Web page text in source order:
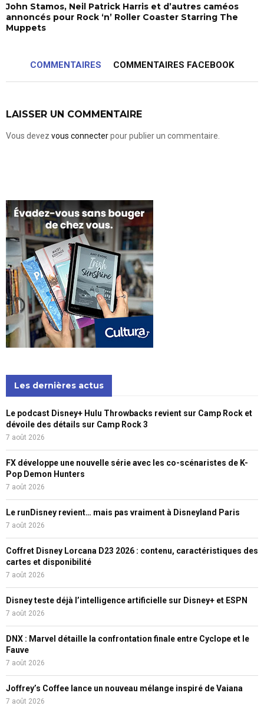
John Stamos, Neil Patrick Harris et d’autres caméos
annoncés pour Rock ‘n’ Roller Coaster Starring The
Muppets
COMMENTAIRES COMMENTAIRES FACEBOOK
LAISSER UN COMMENTAIRE
Vous devez vous connecterpour publier un commentaire.
Les dernières actus
Le podcast Disney+ Hulu Throwbacks revient sur Camp Rock et
dévoile des détails sur Camp Rock 3
7 août 2026
FX développe une nouvelle série avec les co-scénaristes de K-
Pop Demon Hunters
7 août 2026
Le runDisney revient… mais pas vraiment à Disneyland Paris
7 août 2026
Coffret Disney Lorcana D23 2026 : contenu, caractéristiques des
cartes et disponibilité
7 août 2026
Disney teste déjà l’intelligence artificielle sur Disney+ et ESPN
7 août 2026
DNX : Marvel détaille la confrontation finale entre Cyclope et le
Fauve
7 août 2026
Joffrey’s Coffee lance un nouveau mélange inspiré de Vaiana
7 août 2026